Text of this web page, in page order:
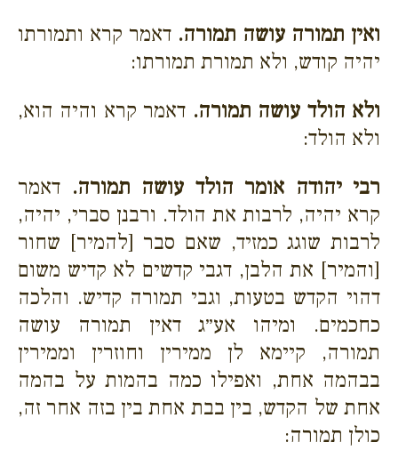
ואין תמורה עושה תמורה. דאמר קרא ותמורתו
יהיה קודש, ולא תמורת תמורתו:
ולא הולד עושה תמורה. דאמר קרא והיה הוא,
ולא הולד:
רבי יהודה אומר הולד עושה תמורה. דאמר
קרא יהיה, לרבות את הולד. ורבנן סברי, יהיה,
לרבות שוגג כמזיד, שאם סבר [להמיר] שחור
[והמיר] את הלבן, דגבי קדשים לא קדיש משום
דהוי הקדש בטעות, וגבי תמורה קדיש. והלכה
כחכמים. ומיהו אע״ג דאין תמורה עושה
תמורה, קיימא לן ממירין וחוזרין וממירין
בבהמה אחת, ואפילו כמה בהמות על בהמה
אחת של הקדש, בין בבת אחת בין בזה אחר זה,
כולן תמורה: